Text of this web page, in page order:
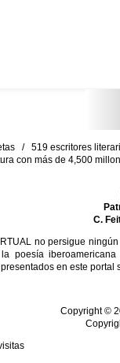
/ 519 escritores
con más de 4,500
C.
no persigue
poesía
en este portal
Copyright ©